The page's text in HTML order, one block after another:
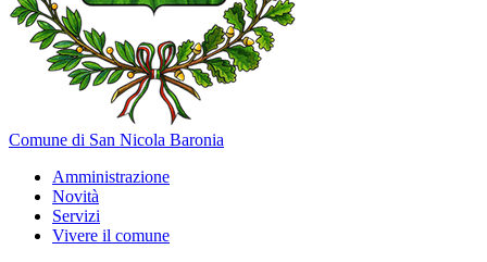
Comune di San Nicola Baronia
Amministrazione
Novità
Servizi
Vivere il comune